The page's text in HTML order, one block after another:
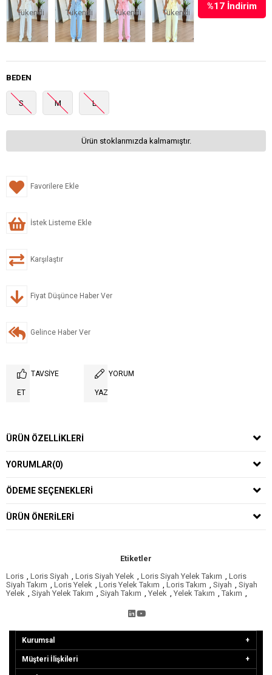
%17 İndirim
Tükendi Tükendi Tükendi Tükendi
BEDEN
S M L
Ürün stoklarımızda kalmamıştır.
Favorilere Ekle
İstek Listeme Ekle
Karşılaştır
Fiyat Düşünce Haber Ver
Gelince Haber Ver
TAVSIYE
ET
YORUM
YAZ
ÜRÜN ÖZELLIKLERI
YORUMLAR(0)
ÖDEME SEÇENEKLERI
ÜRÜN ÖNERILERI
Etiketler
Loris , Loris Siyah , Loris Siyah Yelek , Loris Siyah Yelek Takım , Loris
Siyah Takım , Loris Yelek , Loris Yelek Takım , Loris Takım , Siyah , Siyah
Yelek , Siyah Yelek Takım , Siyah Takım , Yelek , Yelek Takım , Takım ,
Kurumsal
Müşteri İlişkileri